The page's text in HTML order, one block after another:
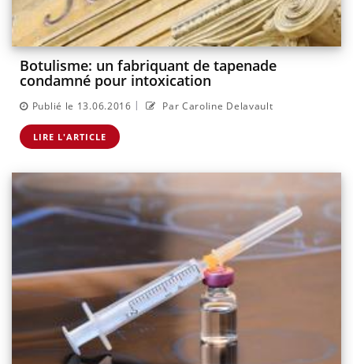
Botulisme: un fabriquant de tapenade
condamné pour intoxication
Publié le 13.06.2016 | Par Caroline Delavault
LIRE L'ARTICLE